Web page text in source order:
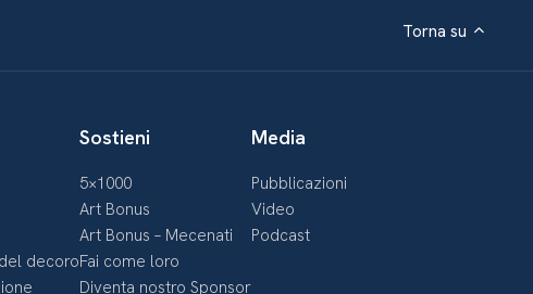
Torna su
decoro
Sostieni
5×1000
Art Bonus
Art Bonus – Mecenati
Fai come loro
Diventa nostro Sponsor
Media
Pubblicazioni
Video
Podcast